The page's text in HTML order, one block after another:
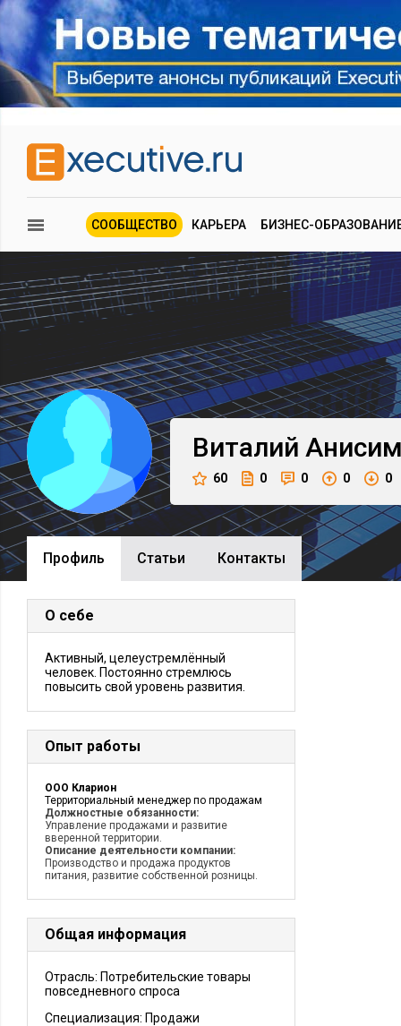
СООБЩЕСТВО КАРЬЕРА БИЗНЕС-
Виталий
60 0 0 0 0
Профиль Cтатьи Контакты
О себе
Активный, целеустремлённый
человек. Постоянно стремлюсь
повысить свой уровень развития.
Опыт работы
ООО Кларион
Территориальный менеджер по продажам
Должностные обязанности:
Управление продажами и развитие
вверенной территории.
Описание деятельности компании:
Производство и продажа продуктов
питания, развитие собственной розницы.
Общая информация
Отрасль: Потребительские товары
повседневного спроса
Специализация: Продажи